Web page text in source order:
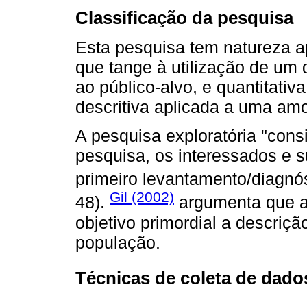
Classificação da pesquisa
Esta pesquisa tem natureza
que tange à utilização de um
ao público-alvo, e
descritiva aplicada a uma
A pesquisa exploratória
pesquisa, os interessados e
primeiro levantamento/
48). Gil (2002) argumenta que
objetivo primordial a
população.
Técnicas de coleta de